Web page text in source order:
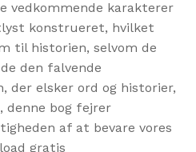
vedkommende karakterer
konstrueret, hvilket
til historien, selvom de
den falvende
der elsker ord og historier,
denne bog fejrer
af at bevare vores
gratis